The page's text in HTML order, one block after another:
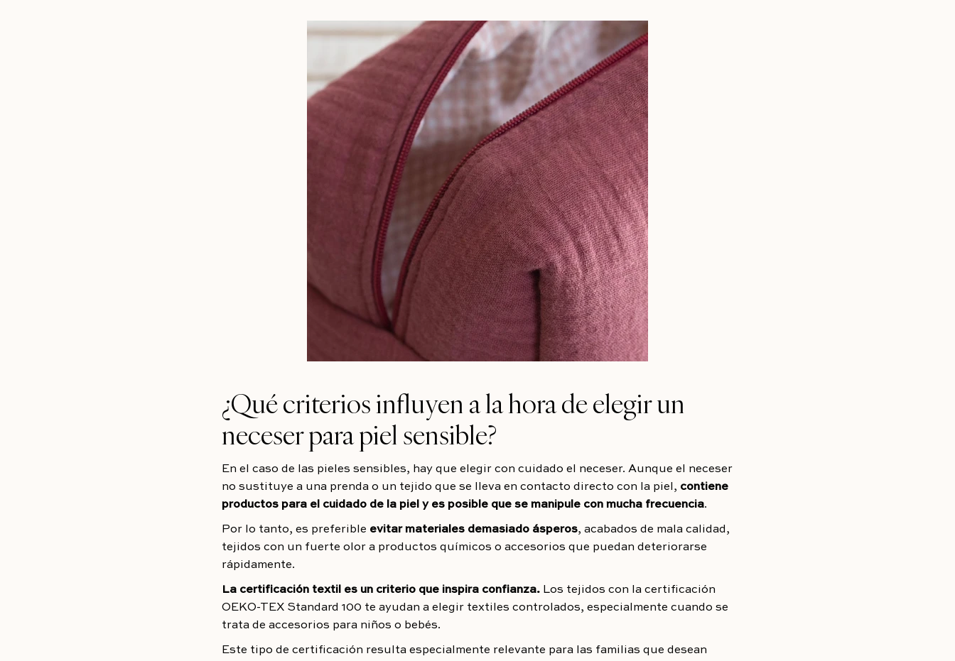
¿Qué criterios influyen a la hora de elegir un
neceser para piel sensible?
En el caso de las pieles sensibles, hay que elegir con cuidado el neceser. Aunque el neceser
no sustituye a una prenda o un tejido que se lleva en contacto directo con la piel, contiene
productos para el cuidado de la piel y es posible que se manipule con mucha frecuencia.
Por lo tanto, es preferible evitar materiales demasiado ásperos, acabados de mala calidad,
tejidos con un fuerte olor a productos químicos o accesorios que puedan deteriorarse
rápidamente.
La certificación textil es un criterio que inspira confianza. Los tejidos con la certificación
OEKO-TEX Standard 100 te ayudan a elegir textiles controlados, especialmente cuando se
trata de accesorios para niños o bebés.
Este tipo de certificación resulta especialmente relevante para las familias que desean